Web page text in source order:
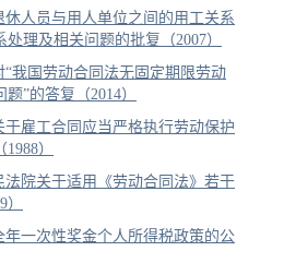
休人员与用人单位之间的用工关系
理及相关问题的批复（2007）
“我国劳动合同法无固定期限劳动
”的答复（2014）
于雇工合同应当严格执行劳动保护
）
法院关于适用《劳动合同法》若干
年一次性奖金个人所得税政策的公